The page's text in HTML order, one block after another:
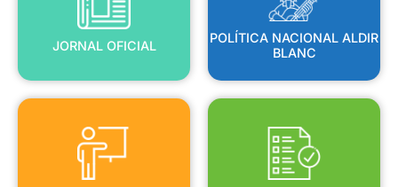
JORNAL OFICIAL
POLÍTICA NACIONAL ALDIR
BLANC
OFICINAS EDITAIS DE FOMENTO